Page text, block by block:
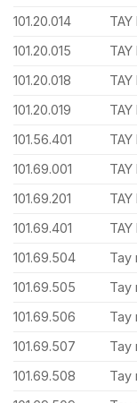
101.20.014
101.20.015
101.20.018
101.20.019
101.56.401
101.69.001
101.69.201
101.69.401
101.69.504
Tay
101.69.505
Tay
101.69.506
Tay
101.69.507
Tay
101.69.508
Tay